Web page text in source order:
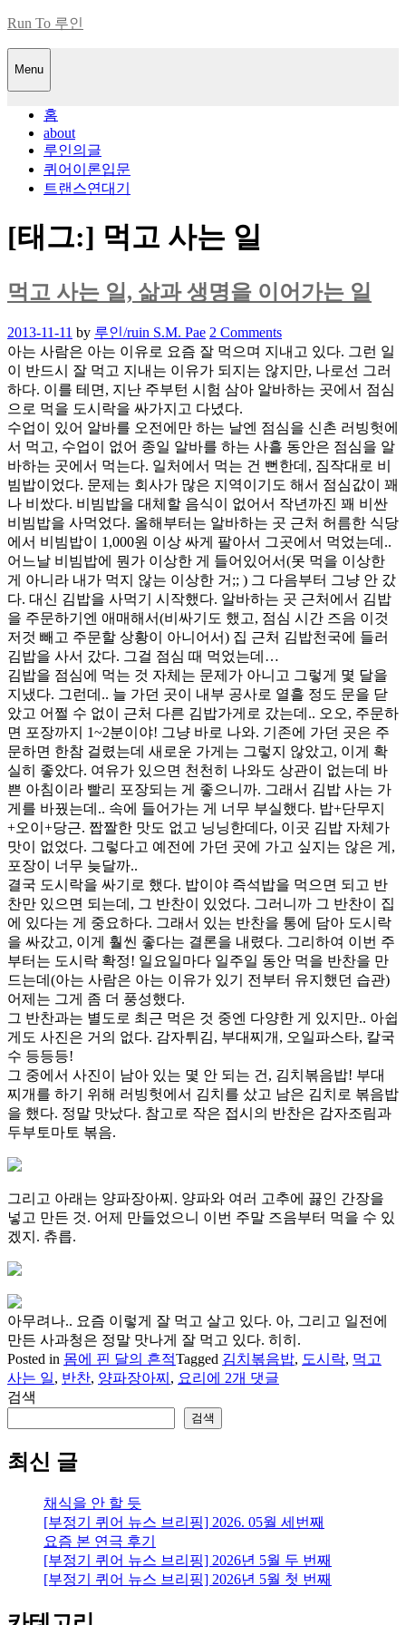
Skip
content
Run To 루인
Menu
홈
about
루인의글
퀴어이론입문
트랜스연대기
[태그:] 먹고 사는 일
먹고 사는 일, 삶과 생명을 이어가는 일
Posted
on
2013-11-11 by 루인/ruin S.M. Pae 2 Comments
아는 사람은 아는 이유로 요즘 잘 먹으며 지내고 있다. 그런 일
이 반드시 잘 먹고 지내는 이유가 되지는 않지만, 나로선 그러
하다. 이를 테면, 지난 주부턴 시험 삼아 알바하는 곳에서 점심
으로 먹을 도시락을 싸가지고 다녔다.
수업이 있어 알바를 오전에만 하는 날엔 점심을 신촌 러빙헛에
서 먹고, 수업이 없어 종일 알바를 하는 사흘 동안은 점심을 알
바하는 곳에서 먹는다. 일처에서 먹는 건 뻔한데, 짐작대로 비
빔밥이었다. 문제는 회사가 많은 지역이기도 해서 점심값이 꽤
나 비쌌다. 비빔밥을 대체할 음식이 없어서 작년까진 꽤 비싼
비빔밥을 사먹었다. 올해부터는 알바하는 곳 근처 허름한 식당
에서 비빔밥이 1,000원 이상 싸게 팔아서 그곳에서 먹었는데..
어느날 비빔밥에 뭔가 이상한 게 들어있어서(못 먹을 이상한
게 아니라 내가 먹지 않는 이상한 거;; ) 그 다음부터 그냥 안 갔
다. 대신 김밥을 사먹기 시작했다. 알바하는 곳 근처에서 김밥
을 주문하기엔 애매해서(비싸기도 했고, 점심 시간 즈음 이것
저것 빼고 주문할 상황이 아니어서) 집 근처 김밥천국에 들러
김밥을 사서 갔다. 그걸 점심 때 먹었는데…
김밥을 점심에 먹는 것 자체는 문제가 아니고 그렇게 몇 달을
지냈다. 그런데.. 늘 가던 곳이 내부 공사로 열흘 정도 문을 닫
았고 어쩔 수 없이 근처 다른 김밥가게로 갔는데.. 오오, 주문하
면 포장까지 1~2분이야! 그냥 바로 나와. 기존에 가던 곳은 주
문하면 한참 걸렸는데 새로운 가게는 그렇지 않았고, 이게 확
실히 좋았다. 여유가 있으면 천천히 나와도 상관이 없는데 바
쁜 아침이라 빨리 포장되는 게 좋으니까. 그래서 김밥 사는 가
게를 바꿨는데.. 속에 들어가는 게 너무 부실했다. 밥+단무지
+오이+당근. 짭짤한 맛도 없고 닝닝한데다, 이곳 김밥 자체가
맛이 없었다. 그렇다고 예전에 가던 곳에 가고 싶지는 않은 게,
포장이 너무 늦달까..
결국 도시락을 싸기로 했다. 밥이야 즉석밥을 먹으면 되고 반
찬만 있으면 되는데, 그 반찬이 있었다. 그러니까 그 반찬이 집
에 있다는 게 중요하다. 그래서 있는 반찬을 통에 담아 도시락
을 싸갔고, 이게 훨씬 좋다는 결론을 내렸다. 그리하여 이번 주
부터는 도시락 확정! 일요일마다 일주일 동안 먹을 반찬을 만
드는데(아는 사람은 아는 이유가 있기 전부터 유지했던 습관)
어제는 그게 좀 더 풍성했다.
그 반찬과는 별도로 최근 먹은 것 중엔 다양한 게 있지만.. 아쉽
게도 사진은 거의 없다. 감자튀김, 부대찌개, 오일파스타, 칼국
수 등등등!
그 중에서 사진이 남아 있는 몇 안 되는 건, 김치볶음밥! 부대
찌개를 하기 위해 러빙헛에서 김치를 샀고 남은 김치로 볶음밥
을 했다. 정말 맛났다. 참고로 작은 접시의 반찬은 감자조림과
두부토마토 볶음.
그리고 아래는 양파장아찌. 양파와 여러 고추에 끓인 간장을
넣고 만든 것. 어제 만들었으니 이번 주말 즈음부터 먹을 수 있
겠지. 츄릅.
아무려나.. 요즘 이렇게 잘 먹고 살고 있다. 아, 그리고 일전에
만든 사과청은 정말 맛나게 잘 먹고 있다. 히히.
Posted in 몸에 핀 달의 흔적Tagged 김치볶음밥, 도시락, 먹고
사는 일, 반찬, 양파장아찌 , 요리 먹
사
는
명
이
어
에 2개 댓글
검색
검색
최신 글
채식을 안 할 듯
[부정기 퀴어 뉴스 브리핑] 2026. 05월 세번째
요즘 본 연극 후기
[부정기 퀴어 뉴스 브리핑] 2026년 5월 두 번째
[부정기 퀴어 뉴스 브리핑] 2026년 5월 첫 번째